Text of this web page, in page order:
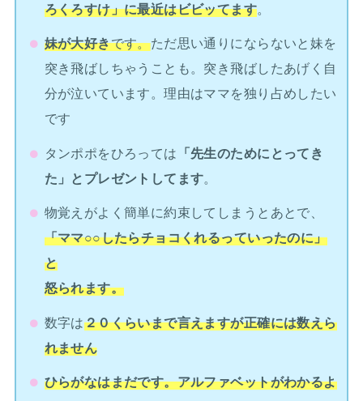
ろくろすけ」に最近はビビッてます。
妹が大好きです。ただ思い通りにならないと妹を
突き飛ばしちゃうことも。突き飛ばしたあげく自
分が泣いています。理由はママを独り占めしたい
です
タンポポをひろっては 「先生のためにとってき
た」とプレゼントしてます。
物覚えがよく簡単に約束してしまうとあとで、
「ママ○○したらチョコくれるっていったのに」
と
怒られます。
数字は２０くらいまで言えますが正確には数えら
れません
ひらがなはまだです。アルファベットがわかるよ